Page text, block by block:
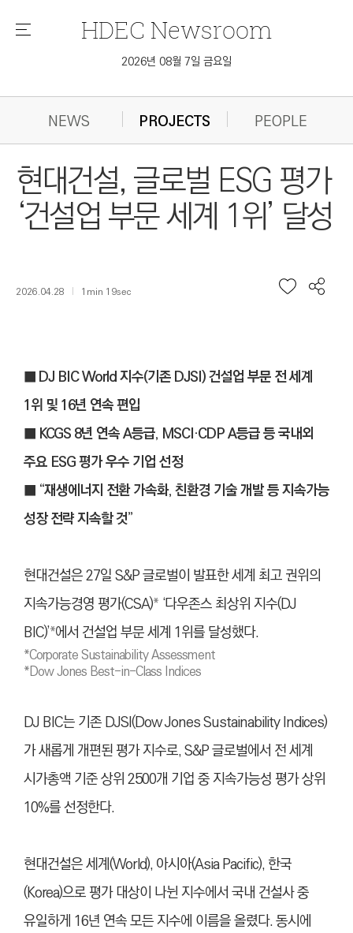
메
HDEC Newsroom
2026년 08월 7일 금요일
NEWS PROJECTS PEOPLE
현대건설, 글로벌 ESG 평가
‘건설업 부문 세계 1위’ 달성
2026.04.28 1min 19sec
■ DJ BIC World 지수(기존 DJSI) 건설업 부문 전 세계
1위 및 16년 연속 편입
■ KCGS 8년 연속 A등급, MSCI·CDP A등급 등 국내외
주요 ESG 평가 우수 기업 선정
■ “재생에너지 전환 가속화, 친환경 기술 개발 등 지속가능
성장 전략 지속할 것”
현대건설은 27일 S&P 글로벌이 발표한 세계 최고 권위의
지속가능경영 평가(CSA)* ‘다우존스 최상위 지수(DJ
BIC)’*에서 건설업 부문 세계 1위를 달성했다.
*Corporate Sustainability Assessment
*Dow Jones Best-in-Class Indices
DJ BIC는 기존 DJSI(Dow Jones Sustainability Indices)
가 새롭게 개편된 평가 지수로, S&P 글로벌에서 전 세계
시가총액 기준 상위 2500개 기업 중 지속가능성 평가 상위
10%를 선정한다.
현대건설은 세계(World), 아시아(Asia Pacific), 한국
(Korea)으로 평가 대상이 나뉜 지수에서 국내 건설사 중
유일하게 16년 연속 모든 지수에 이름을 올렸다. 동시에